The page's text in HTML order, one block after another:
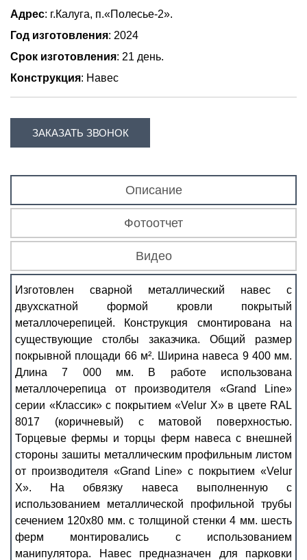
Адрес: г.Калуга, п.«Полесье-2».
Год изготовления: 2024
Срок изготовления: 21 день.
Конструкция: Навес
ЗАКАЗАТЬ ЗВОНОК
Описание
Фотоотчет
Видео
Изготовлен сварной металлический навес с
двухскатной формой кровли покрытый
металлочерепицей. Конструкция смонтирована на
существующие столбы заказчика. Общий размер
покрывной площади 66 м². Ширина навеса 9 400 мм.
Длина 7 000 мм. В работе использована
металлочерепица от производителя «Grand Line»
серии «Классик» с покрытием «Velur Х» в цвете RAL
8017 (коричневый) с матовой поверхностью.
Торцевые фермы и торцы ферм навеса с внешней
стороны зашиты металлическим профильным листом
от производителя «Grand Line» с покрытием «Velur
Х». На обвязку навеса выполненную с
использованием металлической профильной трубы
сечением 120х80 мм. с толщиной стенки 4 мм. шесть
ферм монтировались с использованием
манипулятора. Навес предназначен для парковки